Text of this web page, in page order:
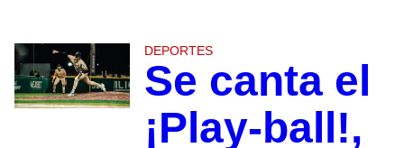
DEPORTES
Se canta el
¡Play-ball!,